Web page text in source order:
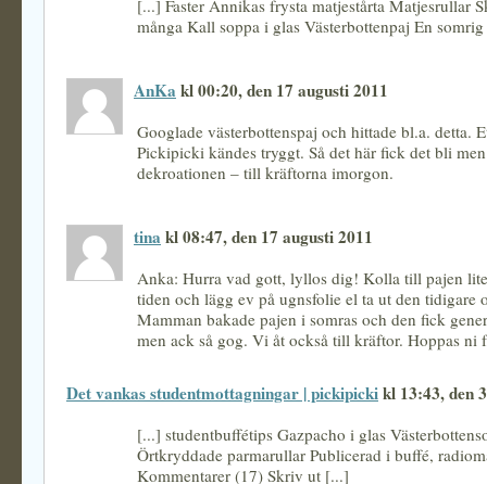
[...] Faster Annikas frysta matjestårta Matjesrullar
många Kall soppa i glas Västerbottenpaj En
AnKa kl 00:20, den 17 augusti 2011
Googlade västerbottenspaj och hittade bl.a. detta.
Pickipicki kändes tryggt. Så det här fick det bli
dekroationen – till kräftorna imorgon.
tina kl 08:47, den 17 augusti 2011
Anka: Hurra vad gott, lyllos dig! Kolla till pajen
tiden och lägg ev på ugnsfolie el ta ut den tidigare
Mamman bakade pajen i somras och den fick
men ack så gog. Vi åt också till kräftor. Hoppas ni
Det vankas studentmottagningar | pickipickikl 13:43, den
[...] studentbuffétips Gazpacho i glas
Örtkryddade parmarullar Publicerad i buffé,
Kommentarer (17) Skriv ut [...]